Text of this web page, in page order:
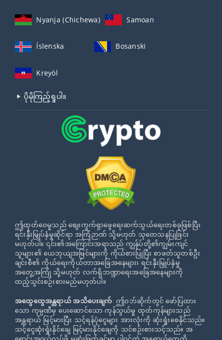
Nyanja (Chichewa) Samoan
Íslenska Bosanski
Kreyòl
ပိုမိုကြည့်ရှုပါ။
ဤထုတ်ဝေမှုသည် စျေးကွက်ရှာဖွေရေးဆက်သွယ်ရေးတစ်ခုဖြစ်ပြီး
ရင်းနှီးမြှုပ်နှံမှုဆိုင်ရာ အကြံဉာဏ် သို့မဟုတ် သုတေသနပြုခြင်း
မဟုတ်ပါ။ ၎င်း၏အကြောင်းအရာသည် ကျွန်ုပ်တို့၏ကျွမ်းကျင်
သူများ၏ ယေဘုယျအမြင်များကို ကိုယ်စားပြုပြီး စာဖတ်သူတစ်ဦး
ချင်းစီ၏ ကိုယ်ရေးကိုယ်တာအခြေအနေများ၊ ရင်းနှီးမြှုပ်နှံမှု
အတွေ့အကြုံ သို့မဟုတ် လက်ရှိဘဏ္ဍာရေးအခြေအနေများကို
ထည့်သွင်းစဉ်းစားမည်မဟုတ်ပါ။
အထွေထွေအန္တရာယ် အသိပေးချက်: ဤဝဘ်ဆိုက်တွင် ဖော်ပြထား
သော ကုမ္ပဏီမှ ပေးဆောင်သော ကုန်သွယ်မှု ထုတ်ကုန်များသည်
အန္တရာယ် မြင့်မားပြီး သင့်ရန်ပုံငွေများ အားလုံးကို ဆုံးရှုံးစေနိုင်သည်။
သင့်ငွေဆုံးရှုံးနိုင်ချေ မြင့်မားနိုင်ချေကို သင်စဉ်းစားသင့်သည်။ အ